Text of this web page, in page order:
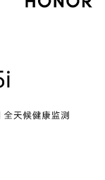
制造工艺、测量